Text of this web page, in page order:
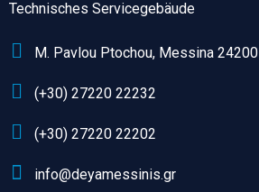
Technisches Servicegebäude
M. Pavlou Ptochou, Messina 24200
(+30) 27220 22232
(+30) 27220 22202
info@deyamessinis.gr